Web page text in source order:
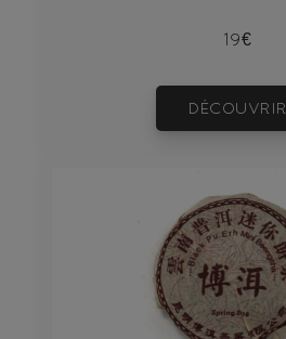
19€
DÉCOUVRIR